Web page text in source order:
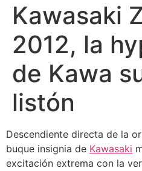
Kawasaki
2012, la
de Kawa
listón
Descendiente directa de la
buque insignia de Kawasaki
excitación extrema con la